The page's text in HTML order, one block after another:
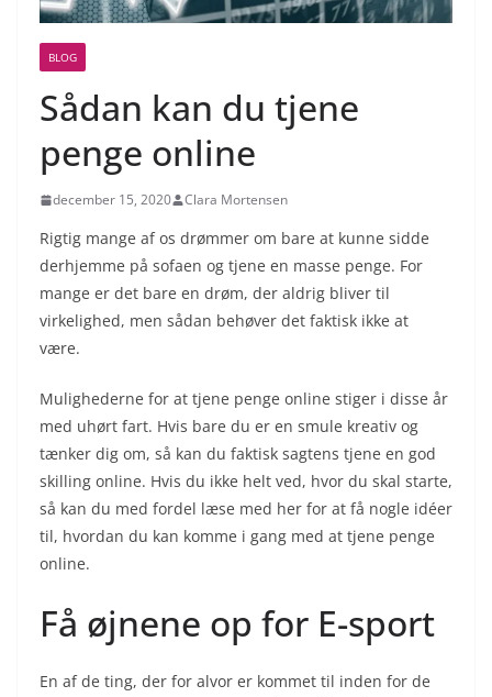
BLOG
Sådan kan du tjene
penge online
december 15, 2020 Clara Mortensen
Rigtig mange af os drømmer om bare at kunne sidde
derhjemme på sofaen og tjene en masse penge. For
mange er det bare en drøm, der aldrig bliver til
virkelighed, men sådan behøver det faktisk ikke at
være.
Mulighederne for at tjene penge online stiger i disse år
med uhørt fart. Hvis bare du er en smule kreativ og
tænker dig om, så kan du faktisk sagtens tjene en god
skilling online. Hvis du ikke helt ved, hvor du skal starte,
så kan du med fordel læse med her for at få nogle idéer
til, hvordan du kan komme i gang med at tjene penge
online.
Få øjnene op for E-sport
En af de ting, der for alvor er kommet til inden for de